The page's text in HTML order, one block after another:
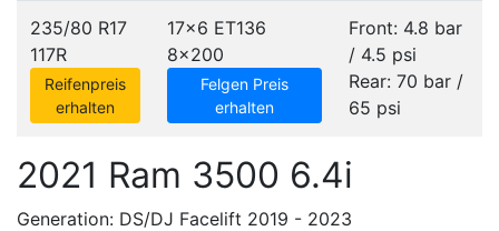
235/80 R17
117R
Reifenpreis
erhalten
17x6 ET136
8x200
Felgen Preis
erhalten
Front: 4.8 bar
/ 4.5 psi
Rear: 70 bar /
65 psi
2021 Ram 3500 6.4i
Generation: DS/DJ Facelift 2019 - 2023